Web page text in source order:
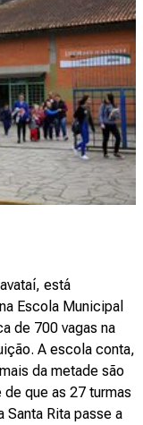
está
Escola Municipal
de 700 vagas na
A escola conta,
da metade são
que as 27 turmas
Santa Rita passe a